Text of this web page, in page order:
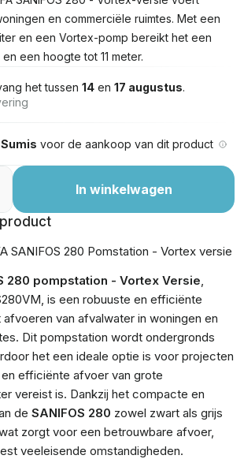
en commerciële ruimtes. Met een
en een Vortex-pomp bereikt het een
een hoogte tot 11 meter.
het tussen 14 en 17 augustus.
voor de aankoop van dit product
In winkelwagen
SANIFOS 280 Pomstation - Vortex versie
280 pompstation - Vortex Versie,
is een robuuste en efficiënte
van afvalwater in woningen en
Dit pompstation wordt ondergronds
het een ideale optie is voor projecten
efficiënte afvoer van grote
vereist is. Dankzij het compacte en
de SANIFOS 280 zowel zwart als grijs
zorgt voor een betrouwbare afvoer,
veeleisende omstandigheden.